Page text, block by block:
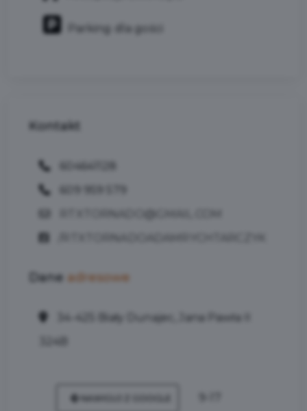
Parking dla gości
Kontakt
604641128
Dane adresowe
34-425 Biały Dunajec, Jana Pawła II